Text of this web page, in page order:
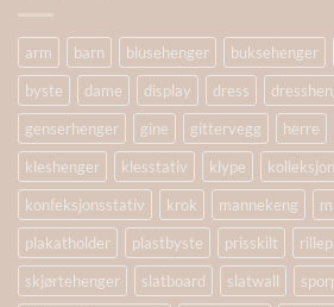
arm barn blusehenger buksehenger
byste
dame display dress
genserhenger
gine gittervegg herre
kleshenger
klesstativ klype
konfeksjonsstativ
krok mannekeng
plakatholder
plastbyste prisskilt
skjørtehenger
slatboard slatwall